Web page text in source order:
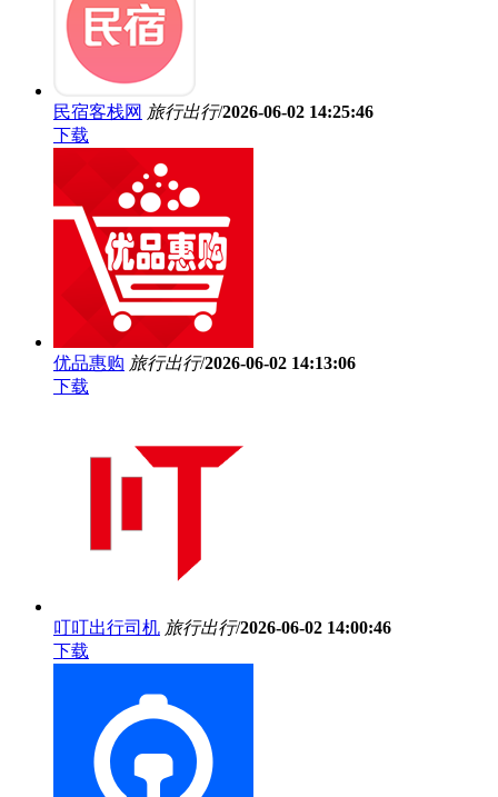
民宿客栈网 旅行出行/2026-06-02 14:25:46
下载
优品惠购 旅行出行/2026-06-02 14:13:06
下载
叮叮出行司机 旅行出行/2026-06-02 14:00:46
下载